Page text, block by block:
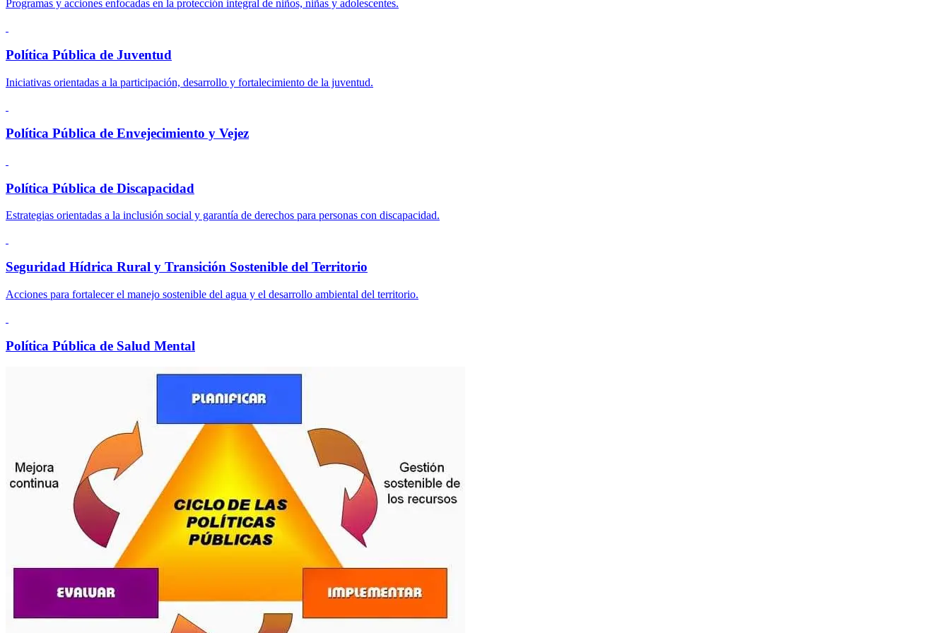
Programas y acciones enfocadas en la protección integral de niños, niñas y adolescentes.
Política Pública de Juventud
Iniciativas orientadas a la participación, desarrollo y fortalecimiento de la juventud.
Política Pública de Envejecimiento y Vejez
Política Pública de Discapacidad
Estrategias orientadas a la inclusión social y garantía de derechos para personas con discapacidad.
Seguridad Hídrica Rural y Transición Sostenible del Territorio
Acciones para fortalecer el manejo sostenible del agua y el desarrollo ambiental del territorio.
Política Pública de Salud Mental